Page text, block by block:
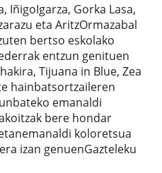
IñigoIgarza, Gorka Lasa,
eta AritzOrmazabal
bertso eskolako
entzun genituen
Tijuana in Blue, Zea
hainbatsortzaileren
emanaldi
bere hondar
koloretsua
izan genuenGazteleku